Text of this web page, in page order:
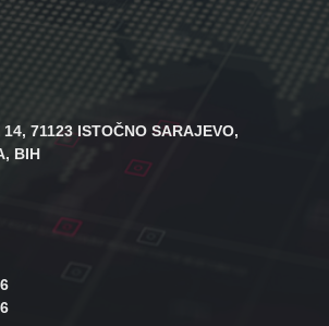
71123 ISTOČNO SARAJEVO,
BIH